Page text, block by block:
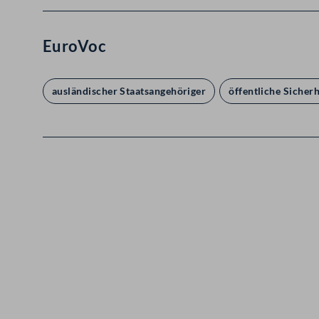
EuroVoc
ausländischer Staatsangehöriger öffentliche